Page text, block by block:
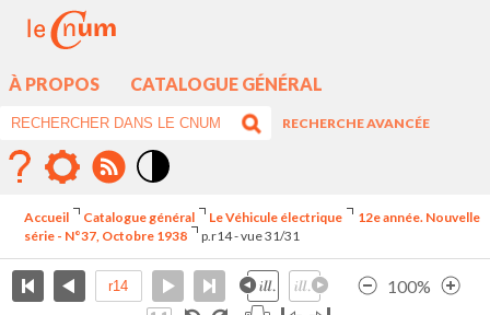
À PROPOS CATALOGUE GÉNÉRAL
RECHERCHE AVANCÉE
élévé
Accueil Catalogue général Le Véhicule électrique
12e année. Nouvelle
série - N°37, Octobre 1938
p.r14 - vue 31/31
100%